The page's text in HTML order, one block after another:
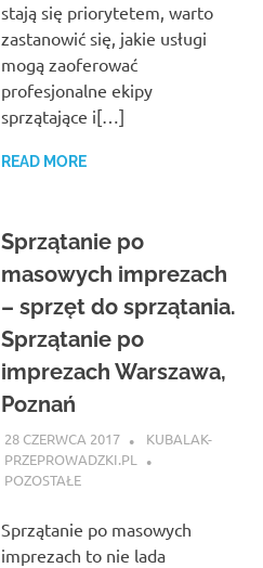
stają się priorytetem, warto
zastanowić się, jakie usługi
mogą zaoferować
profesjonalne ekipy
sprzątające i[…]
READ MORE
Sprzątanie po
masowych imprezach
– sprzęt do sprzątania.
Sprzątanie po
imprezach Warszawa,
Poznań
28 CZERWCA 2017
KUBALAK-
PRZEPROWADZKI.PL
POZOSTAŁE
Sprzątanie po masowych
imprezach to nie lada